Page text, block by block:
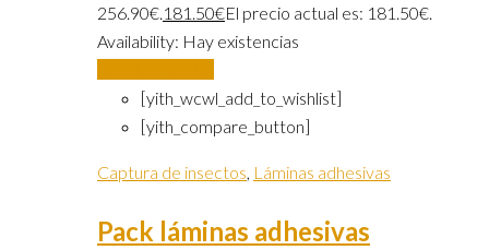
256.90€.181.50€El precio actual es: 181.50€.
Availability: Hay existencias
[yith_wcwl_add_to_wishlist]
[yith_compare_button]
Captura de insectos, Láminas adhesivas
Pack láminas adhesivas